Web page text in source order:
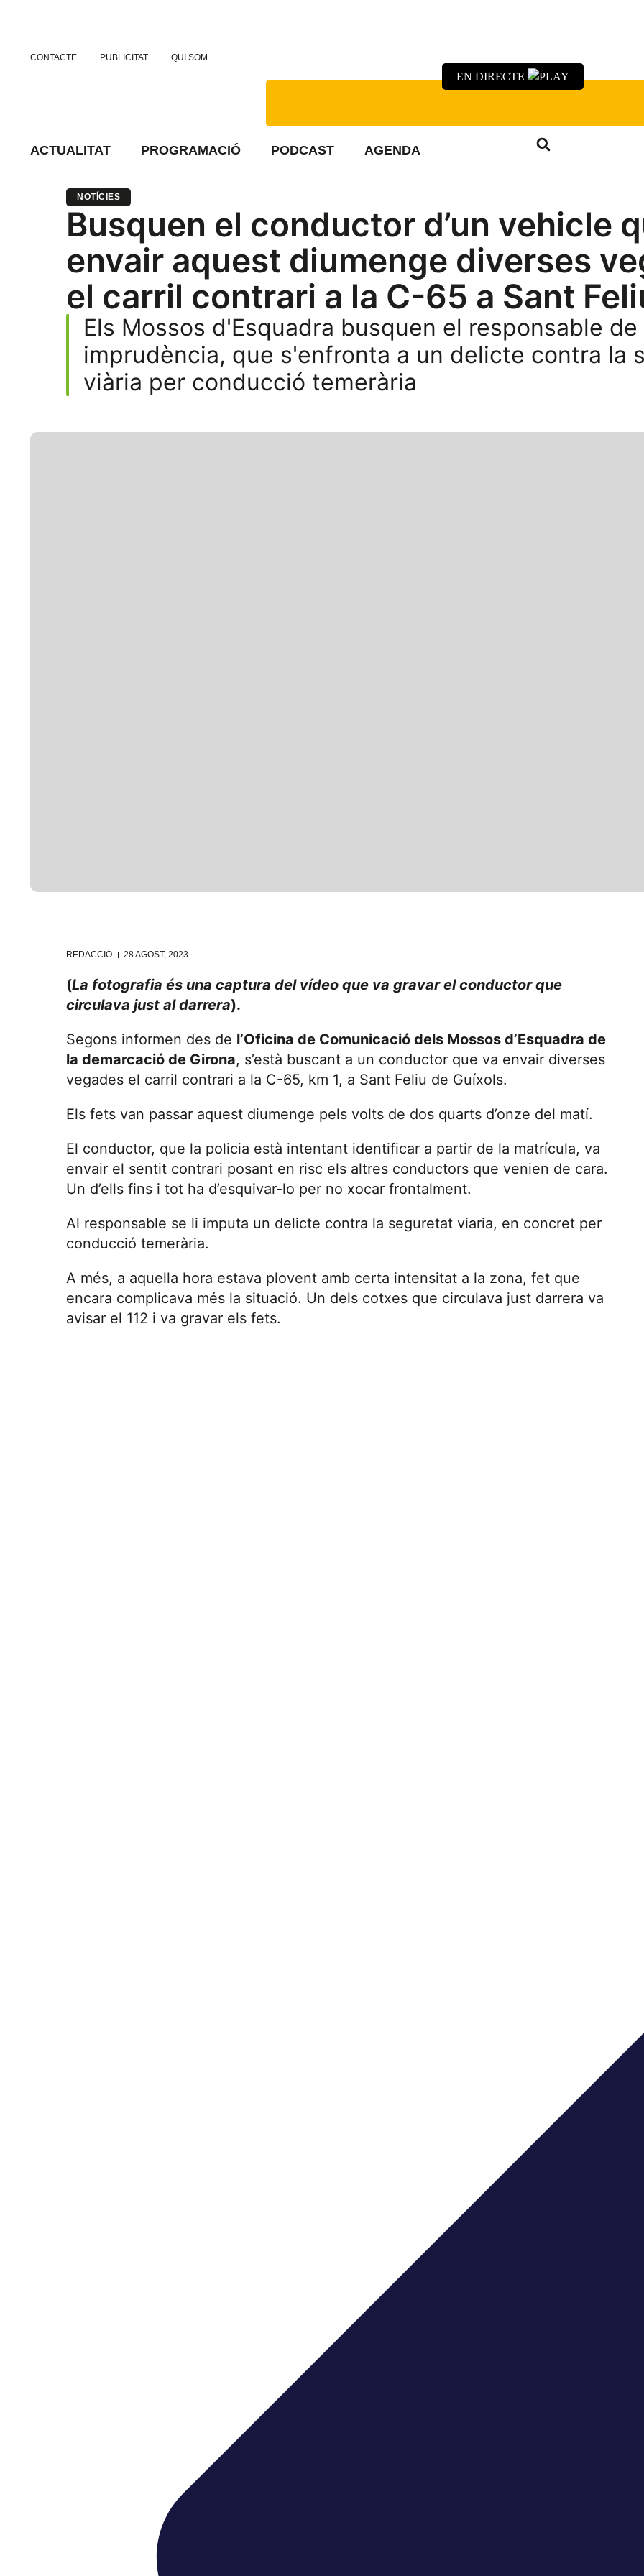
CONTACTE PUBLICITAT QUI SOM
EN DIRECTE
ACTUALITAT PROGRAMACIÓ PODCAST AGENDA
NOTÍCIES
Busquen el conductor d’un vehicle
envair aquest diumenge diverses
el carril contrari a la C-65 a Sant
Els Mossos d'Esquadra busquen el responsable de
imprudència, que s'enfronta a un delicte contra la
viària per conducció temerària
REDACCIÓ 28 AGOST, 2023
(La fotografia és una captura del vídeo que va gravar el conductor que
circulava just al darrera).
Segons informen des de l’Oficina de Comunicació dels Mossos d’Esquadra de
la demarcació de Girona, s’està buscant a un conductor que va envair diverses
vegades el carril contrari a la C-65, km 1, a Sant Feliu de Guíxols.
Els fets van passar aquest diumenge pels volts de dos quarts d’onze del matí.
El conductor, que la policia està intentant identificar a partir de la matrícula, va
envair el sentit contrari posant en risc els altres conductors que venien de cara.
Un d’ells fins i tot ha d’esquivar-lo per no xocar frontalment.
Al responsable se li imputa un delicte contra la seguretat viaria, en concret per
conducció temerària.
A més, a aquella hora estava plovent amb certa intensitat a la zona, fet que
encara complicava més la situació. Un dels cotxes que circulava just darrera va
avisar el 112 i va gravar els fets.